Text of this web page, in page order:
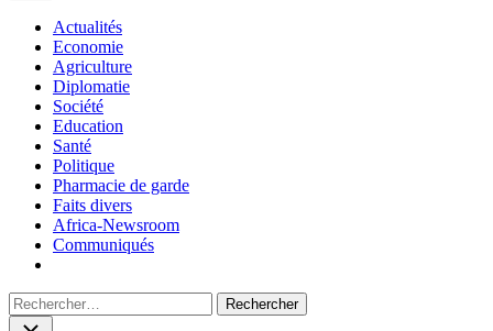
Actualités
Economie
Agriculture
Diplomatie
Société
Education
Santé
Politique
Pharmacie de garde
Faits divers
Africa-Newsroom
Communiqués
Rechercher :
Close